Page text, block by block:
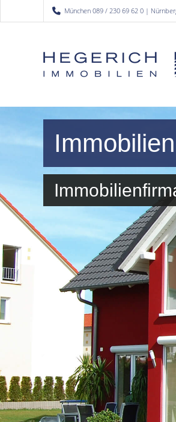
München 089 / 230 69 62 0 |